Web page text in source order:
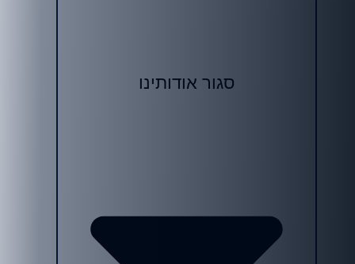
סגור אודותינו